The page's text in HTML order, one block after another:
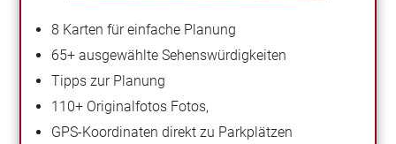
8 Karten für einfache Planung
65+ ausgewählte Sehenswürdigkeiten
Tipps zur Planung
110+ Originalfotos Fotos,
GPS-Koordinaten direkt zu Parkplätzen